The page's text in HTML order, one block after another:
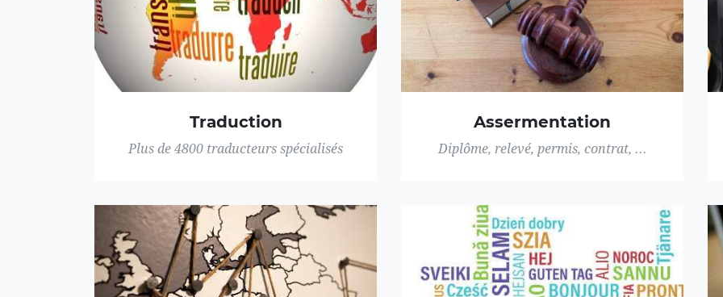
Traduction
Plus de 4800 traducteurs spécialisés
Assermentation
Diplôme, relevé, permis, contrat, ...